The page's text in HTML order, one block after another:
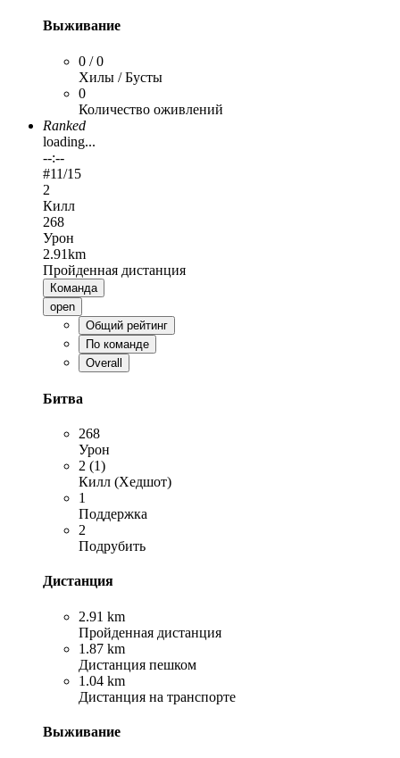
Выживание
0 / 0
Хилы / Бусты
0
Количество оживлений
Ranked
loading...
--:--
#11/15
2
Килл
268
Урон
2.91km
Пройденная дистанция
Команда
open
Общий рейтинг
По команде
Overall
Битва
268
Урон
2 (1)
Килл (Хедшот)
1
Поддержка
2
Подрубить
Дистанция
2.91 km
Пройденная дистанция
1.87 km
Дистанция пешком
1.04 km
Дистанция на транспорте
Выживание